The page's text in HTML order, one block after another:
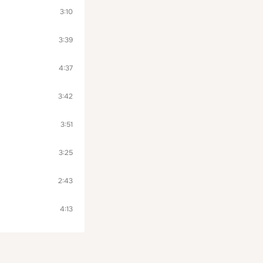
3:10
3:39
4:37
3:42
3:51
3:25
2:43
4:13